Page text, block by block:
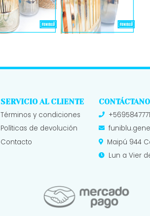
SERVICIO AL CLIENTE
Términos y condiciones
Políticas de devolución
Contacto
Maipú 944
Lun a Vier